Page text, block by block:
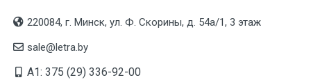
220084, г. Минск, ул. Ф. Скорины, д. 54а/1, 3 этаж
sale@letra.by
A1: 375 (29) 336-92-00